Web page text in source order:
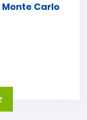
Monte Carlo